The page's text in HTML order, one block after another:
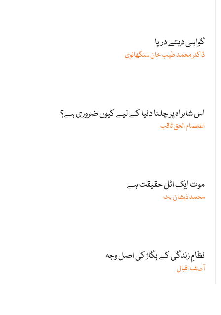
گواہی دیتے دریا
ڈاکٹر محمد طیب خان سنگھانوی
اس شاہراہ پر چلنا دنیا کے لیے کیوں ضروری ہے؟
اعتصام الحق ثاقب
موت ایک اٹل حقیقت ہے
محمد ذیشان بٹ
نظامِ زندگی کے بگاڑ کی اصل وجہ
آصف اقبال